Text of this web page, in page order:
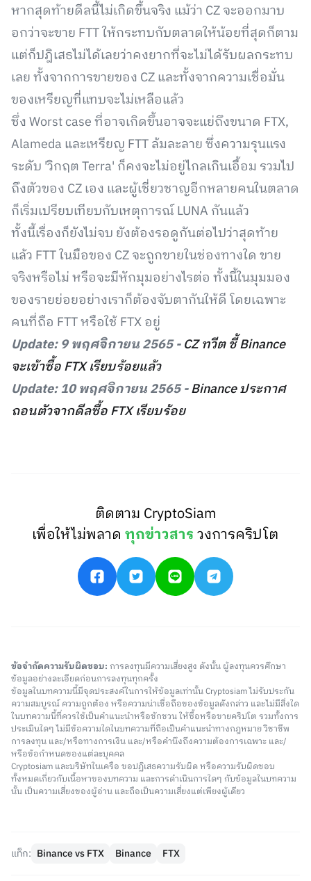
หากสุดท้ายดีลนี้ไม่เกิดขึ้นจริง แม้ว่า CZ จะออกมาบ
อกว่าจะขาย FTT ให้กระทบกับตลาดให้น้อยที่สุดก็ตาม
แต่ก็ปฎิเสธไม่ได้เลยว่าคงยากที่จะไม่ได้รับผลกระทบ
เลย ทั้งจากการขายของ CZ และทั้งจากความเชื่อมั่น
ของเหรียญที่แทบจะไม่เหลือแล้ว
ซึ่ง Worst case ที่อาจเกิดขึ้นอาจจะแย่ถึงขนาด FTX,
Alameda และเหรียญ FTT ล้มละลาย ซึ่งความรุนแรง
ระดับ 'วิกฤต Terra' ก็คงจะไม่อยู่ไกลเกินเอื้อม รวมไป
ถึงตัวของ CZ เอง และผู้เชี่ยวชาญอีกหลายคนในตลาด
ก็เริ่มเปรียบเทียบกับเหตุการณ์ LUNA กันแล้ว
ทั้งนี้เรื่องก็ยังไม่จบ ยังต้องรอดูกันต่อไปว่าสุดท้าย
แล้ว FTT ในมือของ CZ จะถูกขายในช่องทางใด ขาย
จริงหรือไม่ หรือจะมีหักมุมอย่างไรต่อ ทั้งนี้ในมุมมอง
ของรายย่อยอย่างเราก็ต้องจับตากันให้ดี โดยเฉพาะ
คนที่ถือ FTT หรือใช้ FTX อยู่
Update: 9 พฤศจิกายน 2565 -CZ ทวีต ชี้ Binance
จะเข้าซื้อ FTX เรียบร้อยแล้ว
Update: 10 พฤศจิกายน2565-Binance ประกาศ
ถอนตัวจากดีลซื้อ FTX เรียบร้อย
ติดตาม CryptoSiam
เพื่อให้ไม่พลาดทุกข่าวสารวงการคริปโต
ข้อจำกัดความรับผิดชอบ: การลงทุนมีความเสี่ยงสูง ดังนั้น ผู้ลงทุนควรศึกษา
ข้อมูลอย่างละเอียดก่อนการลงทุนทุกครั้ง
ข้อมูลในบทความนี้มีจุดประสงค์ในการให้ข้อมูลเท่านั้น Cryptosiam ไม่รับประกัน
ความสมบูรณ์ ความถูกต้อง หรือความน่าเชื่อถือของข้อมูลดังกล่าว และไม่มีสิ่งใด
ในบทความนี้ที่ควรใช้เป็นคำแนะนำหรือชักชวน ให้ซื้อหรือขายคริปโต รวมทั้งการ
ประเมินใดๆ ไม่มีข้อความใดในบทความที่ถือเป็นคำแนะนำทางกฎหมาย วิชาชีพ
การลงทุน และ/หรือทางการเงิน และ/หรือคำนึงถึงความต้องการเฉพาะ และ/
หรือข้อกำหนดของแต่ละบุคคล
Cryptosiam และบริษัทในเครือ ขอปฏิเสธความรับผิด หรือความรับผิดชอบ
ทั้งหมดเกี่ยวกับเนื้อหาของบทความ และการดำเนินการใดๆ กับข้อมูลในบทความ
นั้น เป็นความเสี่ยงของผู้อ่าน และถือเป็นความเสี่ยงแต่เพียงผู้เดียว
แท็ก: Binance vs FTX Binance FTX